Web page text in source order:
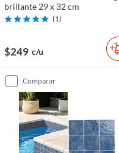
brillante 29 x 32 cm
(1)
$249 c/u
comparar